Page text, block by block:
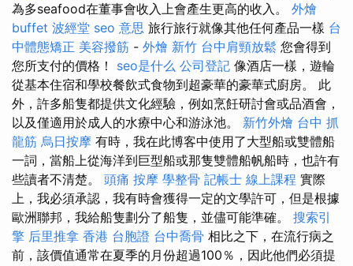
為多seafood在董事會收入上會產生更高的收入。 外燴
buffet 波經堂 seo 意思 旅行旅行就像其他任何產品一樣 台
中體態矯正 美容撥筋 - 外燴 新竹 台中肩頸放鬆 您會得到
您所支付的價格！ seo是什么 公司登記 像酒店一樣，遊輪
從基本住宿和學校餐飲式食物到超豪華的豪華式廚房。 此
外，許多船隻都提供文化經驗，例如烹飪研討會或品酒會，
以及僅適用於成人的水療中心和游泳池。 新竹外燴 台中 抓
龍筋 烏日按摩 有時，我在此博客中使用了大型船或雙體船
一詞，當船上從海洋到巨型船或那隻雙體船帆船時，也許有
些讀者不清楚。 頭痛 按摩 學整骨 記帳士 線上課程 實際
上，我必須承認，我有時會獲得一定的文學許可，但是根據
歐洲聯邦，我給船隻劃分了船隻，並儘可能準確。 搜索引
擎 后里推拿 香港 台胞證 台中喬骨 相比之下，在流行病之
前，該價值通常在夏季的月份超過100％，因此他們必須提